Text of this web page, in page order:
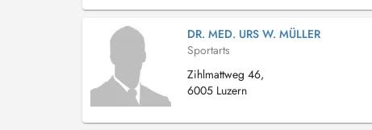
DR. MED. URS W. MÜLLER
Sportarts
Zihlmattweg 46,
6005 Luzern